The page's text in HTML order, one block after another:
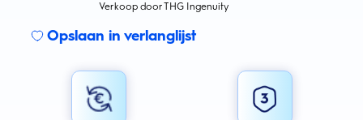
Verkoop door THG Ingenuity
Opslaan in verlanglijst